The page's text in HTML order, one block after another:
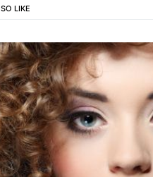
LIKE